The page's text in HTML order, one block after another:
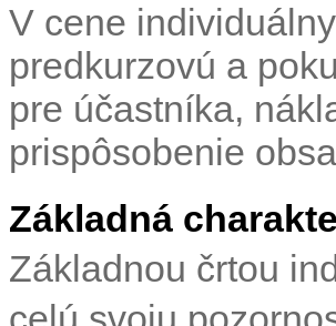
V cene
predkurzovú a
pre účastníka,
prispôsobenie
Základná
Základnou črtou